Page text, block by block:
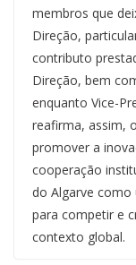
membros que
Direção,
contributo
Direção, bem
enquanto Vice-
reafirma, assim,
promover a
cooperação
do Algarve
para competir e
contexto global.